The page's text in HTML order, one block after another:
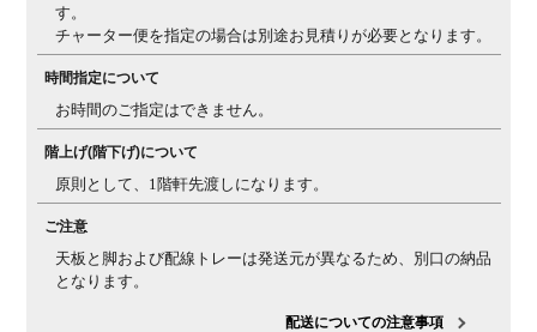
三方向使用・
節について
天板は三方向使用になっているため、裏面には凹凸感の
ある節も入る場合がございます。
反りについ
て・ヒビ割れ
について
天然木の天板は一般的に、夏場など多湿環境では反りが
入りやすくなります。湿度等（乾燥状況など）によりヒ
ビや反りの現象が起こる場合があることを、天然素材の
とをご理解ください。
す。
チャーター便を指定の場合は別途お見積りが必要となります。
時間指定について
お時間のご指定はできません。
階上げ(階下げ)について
原則として、1階軒先渡しになります。
ご注意
天板と脚および配線トレーは発送元が異なるため、別口の納品
となります。
配送についての注意事項